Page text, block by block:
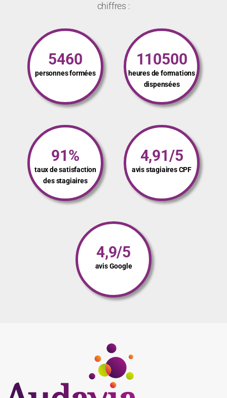
chiffres :
5460
personnes formées
110500
heures de formations
dispensées
91%
taux de satisfaction
des stagiaires
4,91/5
avis stagiaires CPF
4,9/5
avis Google